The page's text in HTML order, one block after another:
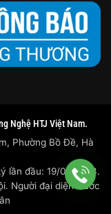
Nghệ HTJ Việt Nam.
Phường Bồ Đề, Hà
lần đầu: 19/07/2023.
Người đại diện trước